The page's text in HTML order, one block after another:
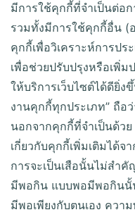
มีการใช้คุกกี้ที่จำเป็นต่อ
รวมทั้งมีการใช้คุกกี้อื่น (
คุกกี้เพื่อวิเคราะห์การป
เพื่อช่วยปรับปรุงหรือเพิ่
ให้บริการเว็บไซต์ได้ดียิ่
งานคุกกี้ทุกประเภท” ถือ
นอกจากคุกกี้ที่จำเป็นด้ว
เกี่ยวกับคุกกี้เพิ่มเติมได้
การจะเป็นเสือนั้นไม่สำ
มีพอกิน แบบพอมีพอกินนั้
มีพอเพียงกับตนเอง ควา